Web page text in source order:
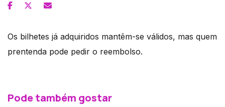
Os bilhetes já adquiridos mantêm-se válidos, mas quem
prentenda pode pedir o reembolso.
Pode também gostar